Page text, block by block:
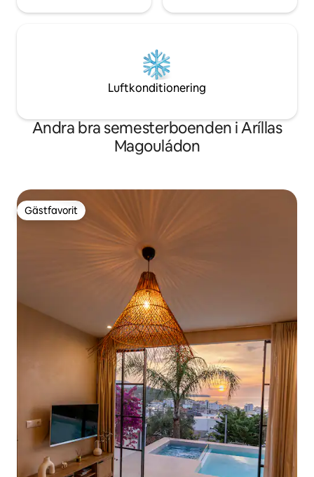
Luftkonditionering
Andra bra semesterboenden i Aríllas
Magouládon
Gästfavorit
Gästfavorit